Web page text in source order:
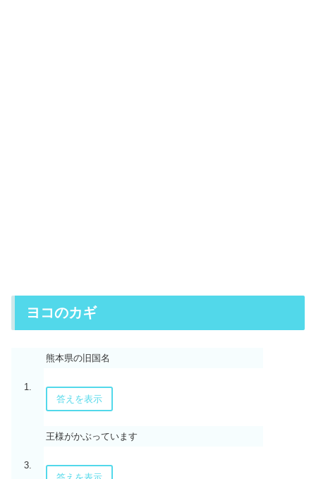
ヨコのカギ
1.
熊本県の旧国名
答えを表示
3.
王様がかぶっています